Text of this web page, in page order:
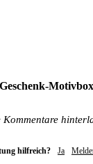
Kommentare
hilfreich? Ja